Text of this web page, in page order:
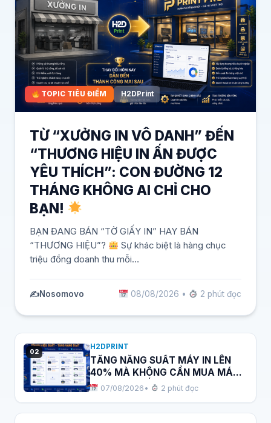
TOPIC TIÊU ĐIỂM H2DPrint
TỪ “XƯỞNG IN VÔ DANH” ĐẾN
“THƯƠNG HIỆU IN ẤN ĐƯỢC
YÊU THÍCH”: CON ĐƯỜNG 12
THÁNG KHÔNG AI CHỈ CHO
BẠN!
BẠN ĐANG BÁN “TỜ GIẤY IN” HAY BÁN
“THƯƠNG HIỆU”?
Sự khác biệt là hàng chục
triệu đồng doanh thu mỗi…
✍️Nosomovo 08/08/2026 • 2 phút đọc
02
H2DPRINT
TĂNG NĂNG SUẤT MÁY IN LÊN
40% MÀ KHÔNG CẦN MUA MÁY
MỚI: BÍ QUYẾT QUẢN LÝ XƯỞNG
07/08/2026 • 2 phút đọc